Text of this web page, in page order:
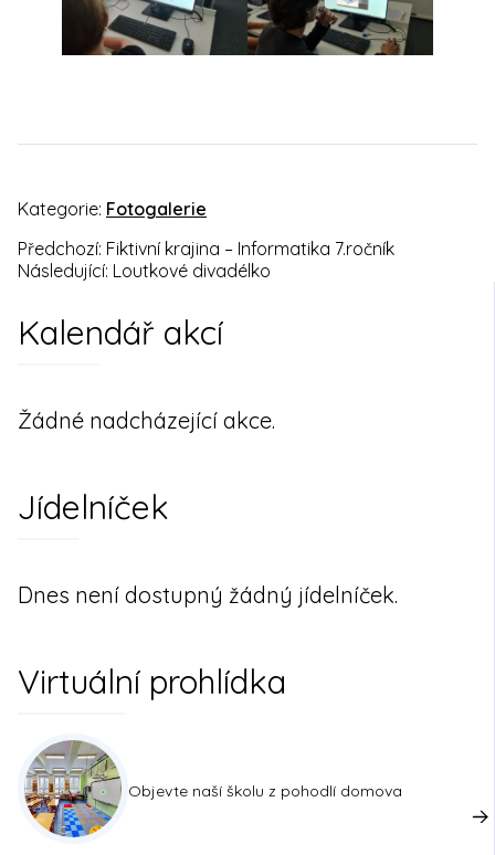
Kategorie: Fotogalerie
Navigace
pro
Předchozí: Fiktivní krajina – Informatika 7.ročník
Následující: Loutkové divadélko
Kalendář akcí
Žádné nadcházející akce.
Jídelníček
Dnes není dostupný žádný jídelníček.
Virtuální prohlídka
Objevte naší školu z pohodlí domova